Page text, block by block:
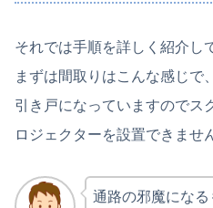
それでは手順を詳しく紹介し
まずは間取りはこんな感じで
引き戸になっていますのでス
ロジェクターを設置できませ
通路の邪魔にな